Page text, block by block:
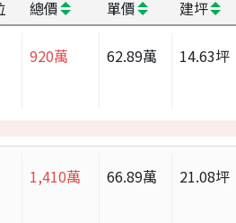
總價 單價 建坪
920萬 62.89萬 14.63坪
1,410萬 66.89萬 21.08坪